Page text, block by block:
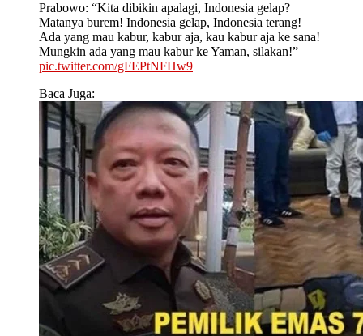
Prabowo: “Kita dibikin apalagi, Indonesia gelap?
Matanya burem! Indonesia gelap, Indonesia terang!
Ada yang mau kabur, kabur aja, kau kabur aja ke sana!
Mungkin ada yang mau kabur ke Yaman, silakan!”
pic.twitter.com/gFEPtNFHw9
Baca Juga: